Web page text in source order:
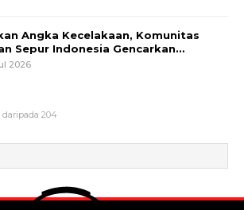
Angka Kecelakaan, Komunitas
Sepur Indonesia Gencarkan…
2026
daripada 204